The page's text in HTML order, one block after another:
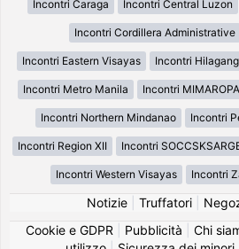
Incontri Caraga Incontri Central Luzon
Incontri Cordillera Administrative
Incontri Eastern Visayas Incontri
Incontri Metro Manila Incontri MIMAROPA
Incontri Northern Mindanao Incontri
Incontri Region XII Incontri
Incontri Western Visayas Incontri
Notizie| Truffatori|
Cookie e GDPR
Pubblicità Chi